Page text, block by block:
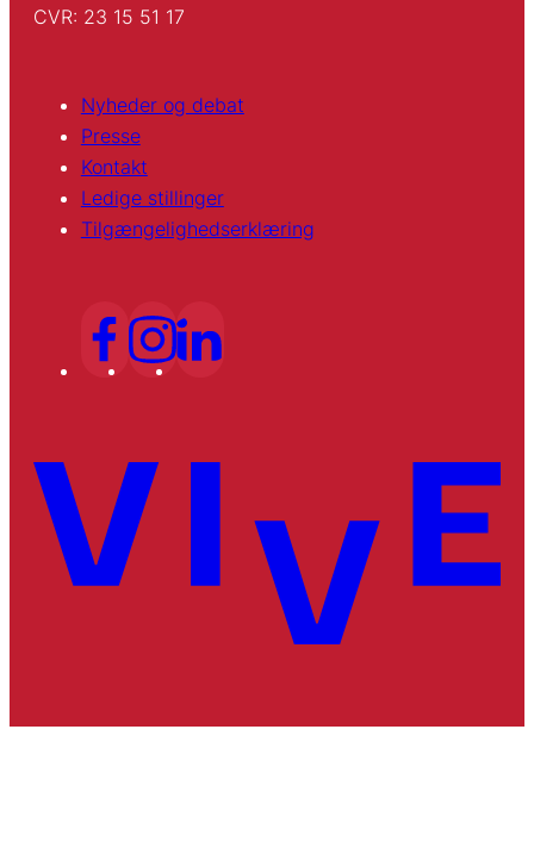
CVR: 23 15 51 17
Nyheder og debat
Presse
Kontakt
Ledige stillinger
Tilgængelighedserklæring